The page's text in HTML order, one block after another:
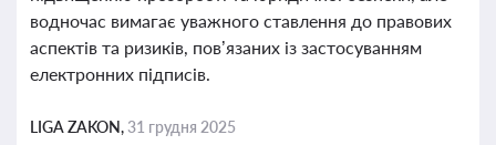
водночас вимагає уважного ставлення до правових
аспектів та ризиків, пов’язаних із застосуванням
електронних підписів.
LIGA ZAKON,31 грудня 2025